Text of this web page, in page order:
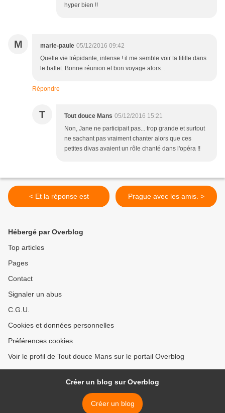
hyper bien !!
M marie-paule 05/12/2016 09:42
Quelle vie trépidante, intense ! il me semble voir ta fifille dans
le ballet. Bonne réunion et bon voyage alors...
Répondre
T Tout douce Mans 05/12/2016 15:21
Non, Jane ne participait pas... trop grande et surtout
ne sachant pas vraiment chanter alors que ces
petites divas avaient un rôle chanté dans l'opéra !!
< Et la réponse est Prague avec les amis. >
Hébergé par Overblog
Top articles
Pages
Contact
Signaler un abus
C.G.U.
Cookies et données personnelles
Préférences cookies
Voir le profil de Tout douce Mans sur le portail Overblog
Créer un blog sur Overblog
Créer un blog